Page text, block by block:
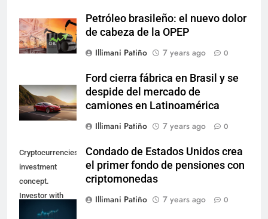
Petróleo brasileño: el nuevo dolor
de cabeza de la OPEP
Illimani Patiño
7 years ago 0
Ford cierra fábrica en Brasil y se
despide del mercado de
camiones en Latinoamérica
Illimani Patiño
7 years ago 0
Cryptocurrencies
investment
concept.
Investor with
digital tablet and
Condado de Estados Unidos crea
el primer fondo de pensiones con
criptomonedas
Illimani Patiño
7 years ago 0